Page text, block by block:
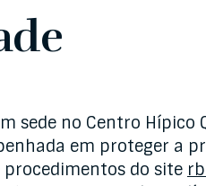
sede no Centro Hípico
em proteger a
procedimentos do site